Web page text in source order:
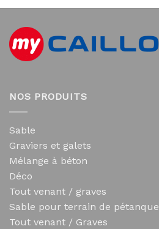
NOS PRODUITS
Sable
Graviers et galets
Mélange à béton
Déco
Tout venant / graves
Sable pour terrain de pétanque
Tout venant / Graves